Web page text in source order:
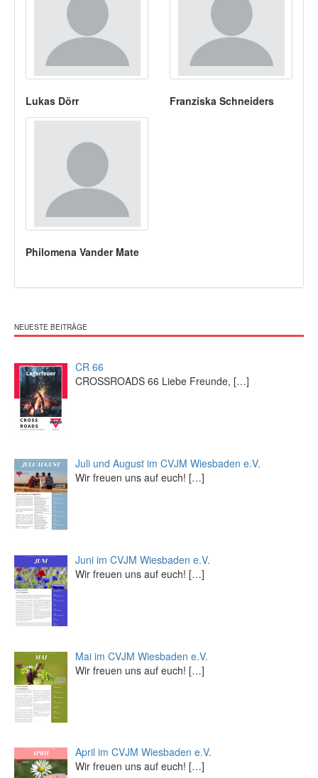
Lukas Dörr Franziska Schneiders
Philomena Vander Mate
NEUESTE BEITRÄGE
CR 66
CROSSROADS 66 Liebe Freunde, […]
Juli und August im CVJM Wiesbaden e.V.
Wir freuen uns auf euch! […]
Juni im CVJM Wiesbaden e.V.
Wir freuen uns auf euch! […]
Mai im CVJM Wiesbaden e.V.
Wir freuen uns auf euch! […]
April im CVJM Wiesbaden e.V.
Wir freuen uns auf euch! […]